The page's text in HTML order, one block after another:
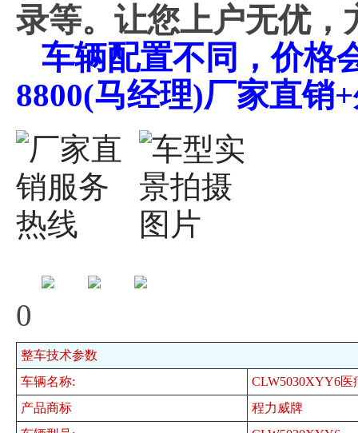
录等。让您上户无优，
车辆配置不同，价格
8800(马经理)厂家直销
0
整车技术参数
车辆名称:
CLW5030XYY6医
产品商标
程力威牌